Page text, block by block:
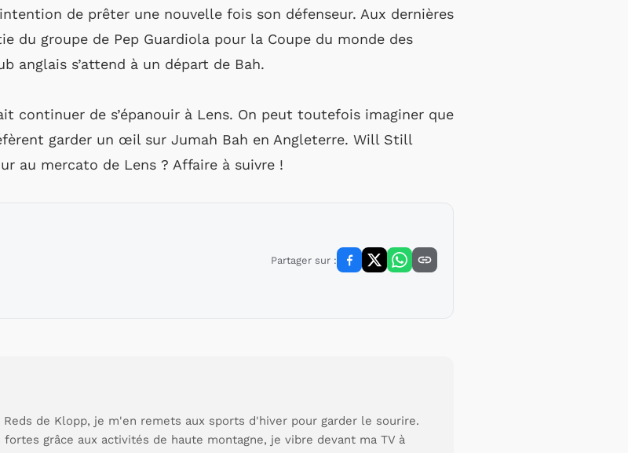
de prêter une nouvelle fois son défenseur. Aux dernières
du groupe de Pep Guardiola pour la Coupe du monde des
anglais s’attend à un départ de Bah.
continuer de s’épanouir à Lens. On peut toutefois imaginer que
garder un œil sur Jumah Bah en Angleterre. Will Still
au mercato de Lens ? Affaire à suivre !
Partager sur :
de Klopp, je m'en remets aux sports d'hiver pour garder le sourire.
grâce aux activités de haute montagne, je vibre devant ma TV à